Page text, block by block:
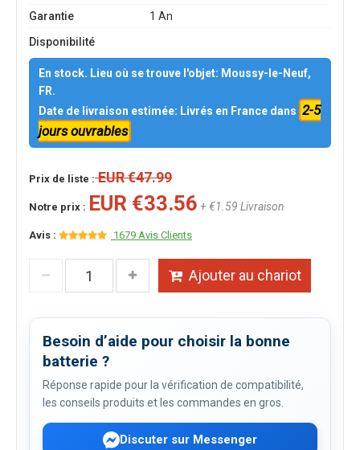
Garantie
1 An
Disponibilité
En stock. Lieu où se trouve l'objet: Moussy-le-Neuf,
FR.
Date de livraison estimée: Livrés en France dans 2-5
jours ouvrables
Prix de liste :EUR €47.99
Notre prix : EUR €33.56 + €1.59 Livraison
Avis : 1679 Avis Clients
Ajouter au chariot
Besoin d’aide pour choisir la bonne
batterie ?
Réponse rapide pour la vérification de compatibilité,
les conseils produits et les commandes en gros.
Discuter sur Messenger